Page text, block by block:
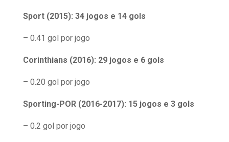
Sport (2015): 34 jogos e 14 gols
– 0.41 gol por jogo
Corinthians (2016): 29 jogos e 6 gols
– 0.20 gol por jogo
Sporting-POR (2016-2017): 15 jogos e 3 gols
– 0.2 gol por jogo